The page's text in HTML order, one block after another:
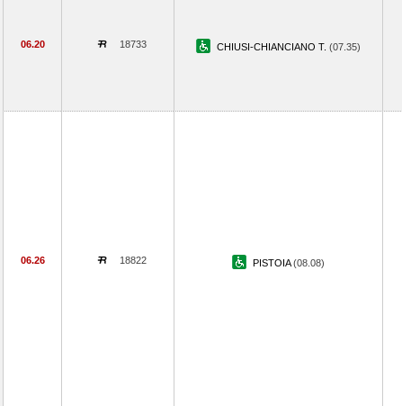
06.20 18733 CHIUSI-CHIANCIANO T. (07.35)
06.26 18822 PISTOIA(08.08)